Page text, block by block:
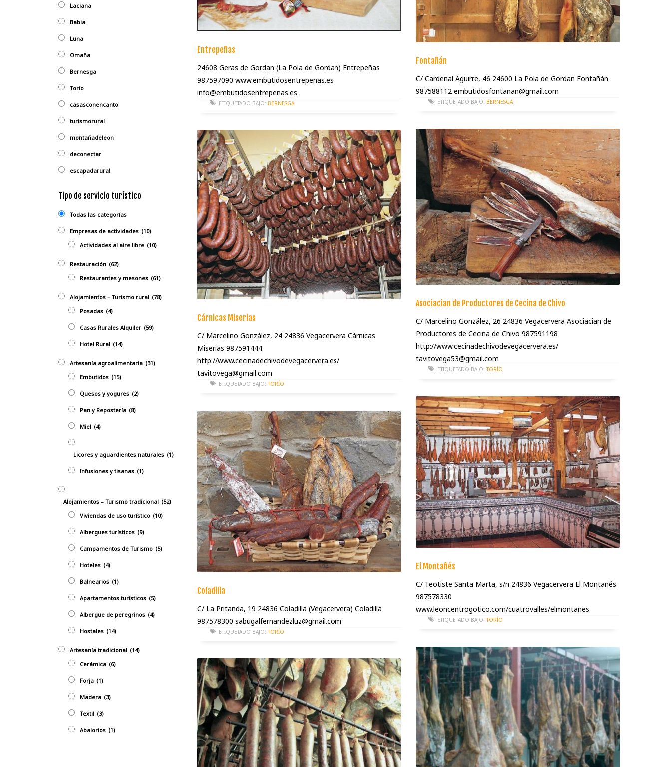
Entrepeñas
24608 Geras de Gordan (La Pola de Gordan) Entrepeñas
987597090 www.embutidosentrepenas.es
info@embutidosentrepenas.es
ETIQUETADO BAJO: BERNESGA
Fontañán
C/ Cardenal Aguirre, 46 24600 La Pola de Gordan Fontañán
987588112 embutidosfontanan@gmail.com
ETIQUETADO BAJO: BERNESGA
Asociacian de Productores de Cecina de Chivo
C/ Marcelino González, 26 24836 Vegacervera Asociacian de
Productores de Cecina de Chivo 987591198
http://www.cecinadechivodevegacervera.es/
tavitovega53@gmail.com
ETIQUETADO BAJO: TORÍO
Cárnicas Miserias
C/ Marcelino González, 24 24836 Vegacervera Cárnicas
Miserias 987591444
http://www.cecinadechivodevegacervera.es/
tavitovega@gmail.com
ETIQUETADO BAJO: TORÍO
El Montañés
C/ Teotiste Santa Marta, s/n 24836 Vegacervera El Montañés
987578330
www.leoncentrogotico.com/cuatrovalles/elmontanes
ETIQUETADO BAJO: TORÍO
Coladilla
C/ La Pritanda, 19 24836 Coladilla (Vegacervera) Coladilla
987578300 sabugalfernandezluz@gmail.com
ETIQUETADO BAJO: TORÍO
Laciana
Babia
Luna
Omaña
Bernesga
Torío
casasconencanto
turismorural
montañadeleon
deconectar
escapadarural
Tipo de servicio turístico
Todas las categorías
Empresas de actividades (10)
Actividades al aire libre (10)
Restauración (62)
Restaurantes y mesones (61)
Alojamientos – Turismo rural (78)
Posadas (4)
Casas Rurales Alquiler (59)
Hotel Rural (14)
Artesanía agroalimentaria (31)
Embutidos (15)
Quesos y yogures (2)
Pan y Repostería (8)
Miel (4)
Licores y aguardientes naturales (1)
Infusiones y tisanas (1)
Alojamientos – Turismo tradicional (52)
Viviendas de uso turístico (10)
Albergues turísticos (9)
Campamentos de Turismo (5)
Hoteles (4)
Balnearios (1)
Apartamentos turísticos (5)
Albergue de peregrinos (4)
Hostales (14)
Artesaní­a tradicional (14)
Cerámica (6)
Forja (1)
Madera (3)
Textil (3)
Abalorios (1)